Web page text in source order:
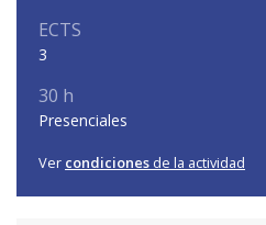
ECTS
3
30 h
Presenciales
Ver condiciones de la actividad